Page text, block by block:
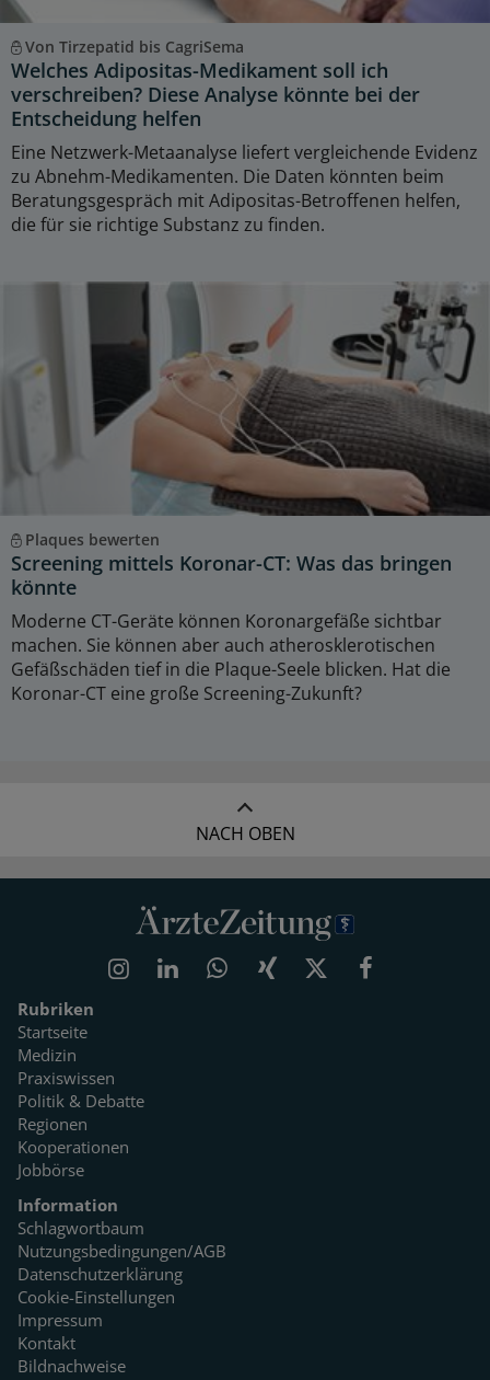
Von Tirzepatid bis CagriSema
Welches Adipositas-Medikament soll ich
verschreiben? Diese Analyse könnte bei der
Entscheidung helfen
Eine Netzwerk-Metaanalyse liefert vergleichende Evidenz
zu Abnehm-Medikamenten. Die Daten könnten beim
Beratungsgespräch mit Adipositas-Betroffenen helfen,
die für sie richtige Substanz zu finden.
Plaques bewerten
Screening mittels Koronar-CT: Was das bringen
könnte
Moderne CT-Geräte können Koronargefäße sichtbar
machen. Sie können aber auch atherosklerotischen
Gefäßschäden tief in die Plaque-Seele blicken. Hat die
Koronar-CT eine große Screening-Zukunft?
NACH OBEN
Rubriken
Startseite
Medizin
Praxiswissen
Politik & Debatte
Regionen
Kooperationen
Jobbörse
Information
Schlagwortbaum
Nutzungsbedingungen/AGB
Datenschutzerklärung
Cookie-Einstellungen
Impressum
Kontakt
Bildnachweise